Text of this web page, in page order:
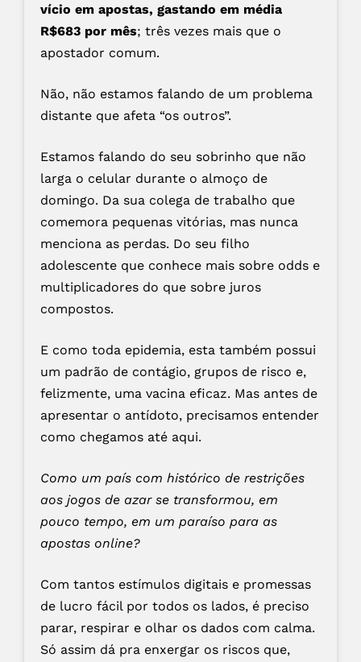
vício em apostas, gastando em média
R$683 por mês; três vezes mais que o
apostador comum.
Não, não estamos falando de um problema
distante que afeta “os outros”.
Estamos falando do seu sobrinho que não
larga o celular durante o almoço de
domingo. Da sua colega de trabalho que
comemora pequenas vitórias, mas nunca
menciona as perdas. Do seu filho
adolescente que conhece mais sobre odds e
multiplicadores do que sobre juros
compostos.
E como toda epidemia, esta também possui
um padrão de contágio, grupos de risco e,
felizmente, uma vacina eficaz. Mas antes de
apresentar o antídoto, precisamos entender
como chegamos até aqui.
Como um país com histórico de restrições
aos jogos de azar se transformou, em
pouco tempo, em um paraíso para as
apostas online?
Com tantos estímulos digitais e promessas
de lucro fácil por todos os lados, é preciso
parar, respirar e olhar os dados com calma.
Só assim dá pra enxergar os riscos que,